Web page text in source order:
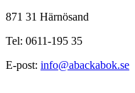
871 31 Härnösand
Tel: 0611-195 35
E-post: info@abackabok.se